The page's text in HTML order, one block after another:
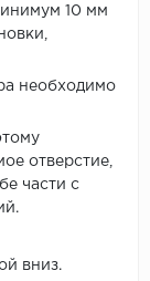
10 мм
необходимо
отверстие,
части с
вниз.